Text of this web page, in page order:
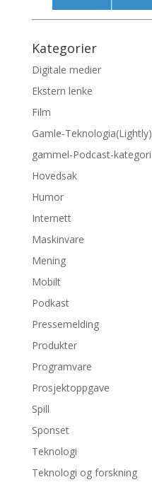
Kategorier
Digitale medier
Ekstern lenke
Film
Gamle-Teknologia(Lightly)
gammel-Podcast-kategori
Hovedsak
Humor
Internett
Maskinvare
Mening
Mobilt
Podkast
Pressemelding
Produkter
Programvare
Prosjektoppgave
Spill
Sponset
Teknologi
Teknologi og forskning